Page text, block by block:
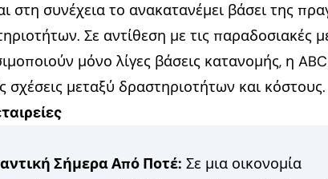
στη συνέχεια το ανακατανέμει βάσει της
Σε αντίθεση με τις παραδοσιακές
μόνο λίγες βάσεις κατανομής, η
σχέσεις μεταξύ δραστηριοτήτων και κόστους.
Σήμερα Από Ποτέ: Σε μια οικονομία